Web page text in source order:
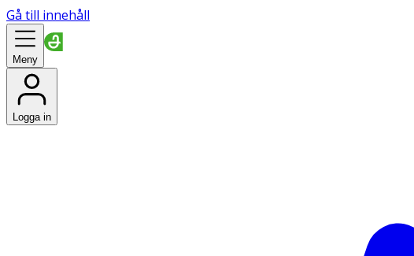
Gå till innehåll
Meny
Logga in